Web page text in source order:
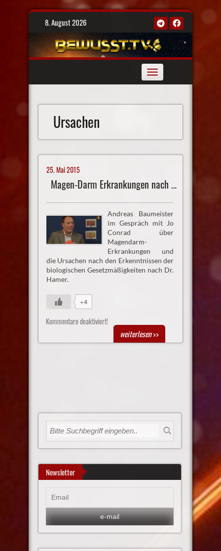
Skip
8. August 2026
Toggle
navigation
Ursachen
25. Mai 2015
Magen-Darm Erkrankungen nach der Neuen Medizin
Andreas Baumeister
im Gespräch mit Jo
Conrad über
Magendarm-
Erkrankungen und
die Ursachen nach den Erkenntnissen der
biologischen Gesetzmäßigkeiten nach Dr.
Hamer.
+4
Kommentare deaktiviert!
weiterlesen>>
Newsletter